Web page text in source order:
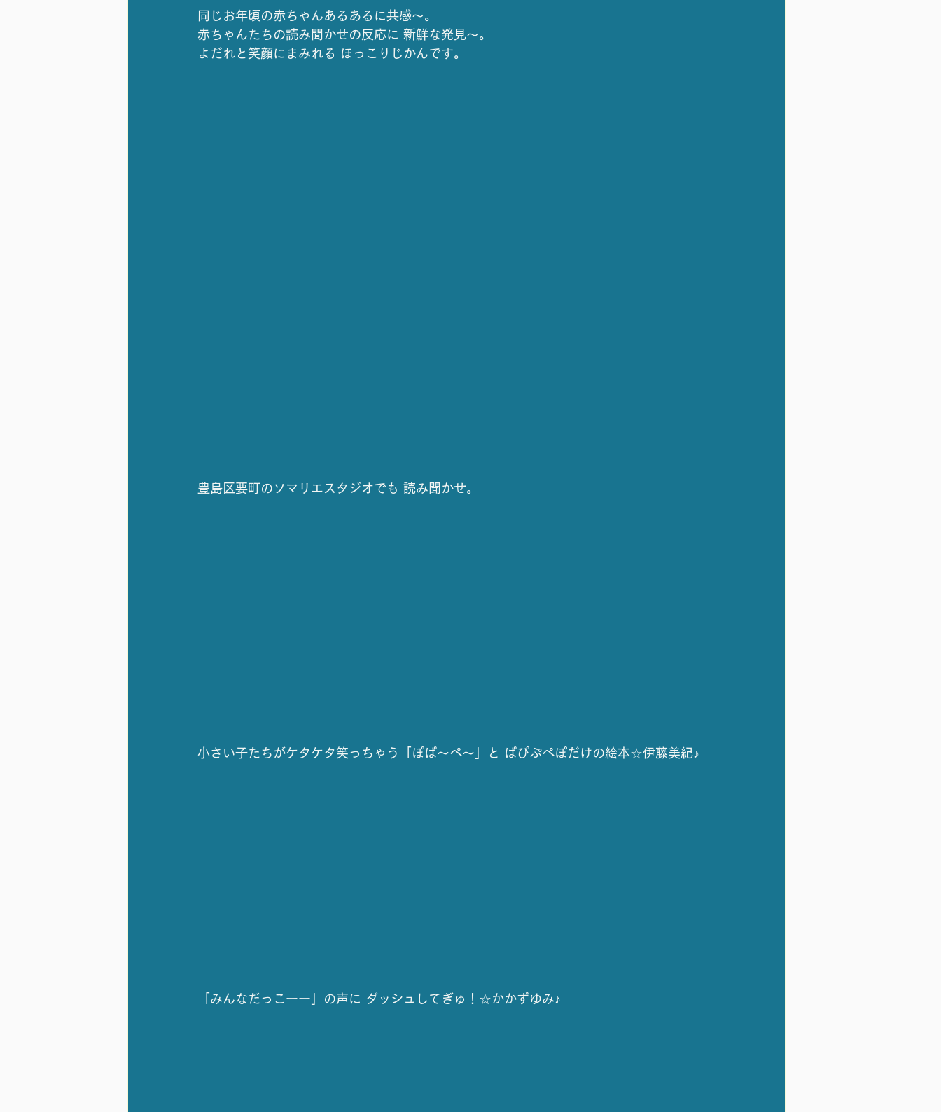
同じお年頃の赤ちゃんあるあるに共感～。
赤ちゃんたちの読み聞かせの反応に 新鮮な発見～。
よだれと笑顔にまみれる ほっこりじかんです。
豊島区要町のソマリエスタジオでも 読み聞かせ。
小さい子たちがケタケタ笑っちゃう「ぽぱ～ぺ～」と ぱぴぷぺぽだけの絵本☆伊藤美紀♪
「みんなだっこーー」の声に ダッシュしてぎゅ！☆かかずゆみ♪